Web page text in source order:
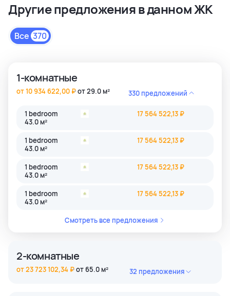
коммерческих объектах и жилой недвижимости
высокого качества в сегментах недвижимости
премиального и среднего класса. Среди районов
застройки как престижные комьюнити Бангкока, так и
Другие предложения в данном ЖК
Все 370
1-комнатные
от 29.0 м²
от 10 934 622,00 ₽ 330 предложений
1 bedroom
43.0 м²
17 564 522,13 ₽
1 bedroom
43.0 м²
17 564 522,13 ₽
1 bedroom
43.0 м²
17 564 522,13 ₽
1 bedroom
43.0 м²
17 564 522,13 ₽
Смотреть все предложения
2-комнатные
от 65.0 м²
от 23 723 102,34 ₽ 32 предложения